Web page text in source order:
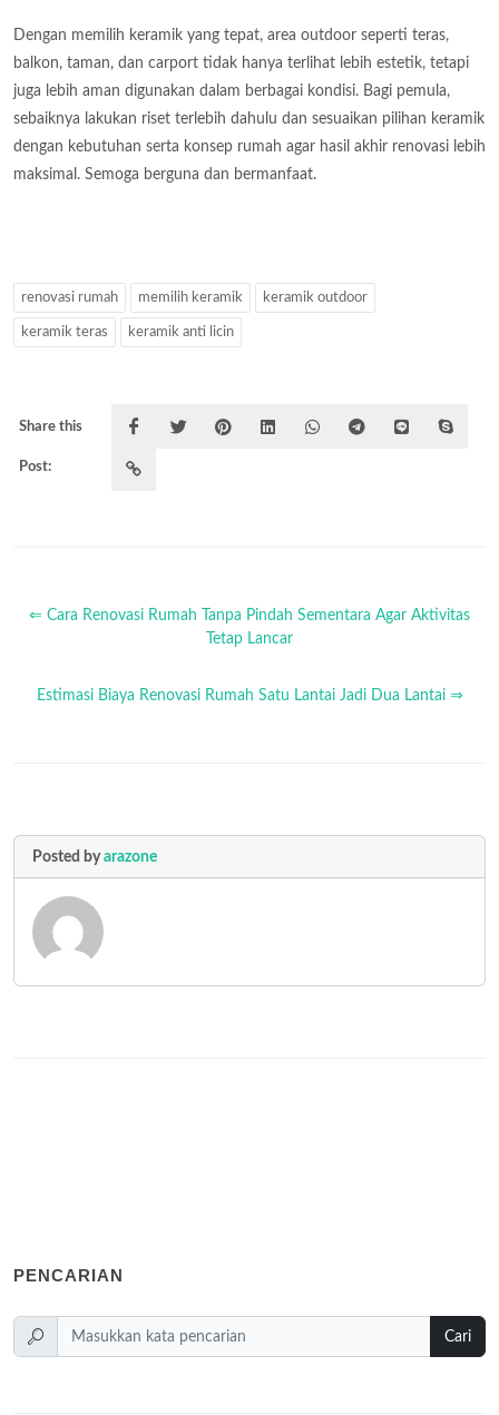
Dengan memilih keramik yang tepat, area outdoor seperti teras,
balkon, taman, dan carport tidak hanya terlihat lebih estetik, tetapi
juga lebih aman digunakan dalam berbagai kondisi. Bagi pemula,
sebaiknya lakukan riset terlebih dahulu dan sesuaikan pilihan keramik
dengan kebutuhan serta konsep rumah agar hasil akhir renovasi lebih
maksimal. Semoga berguna dan bermanfaat.
renovasi rumah memilih keramik keramik outdoor
keramik teras keramik anti licin
Share this
Post:
⇐ Cara Renovasi Rumah Tanpa Pindah Sementara Agar Aktivitas
Tetap Lancar
Estimasi Biaya Renovasi Rumah Satu Lantai Jadi Dua Lantai ⇒
Posted byarazone
PENCARIAN
Cari